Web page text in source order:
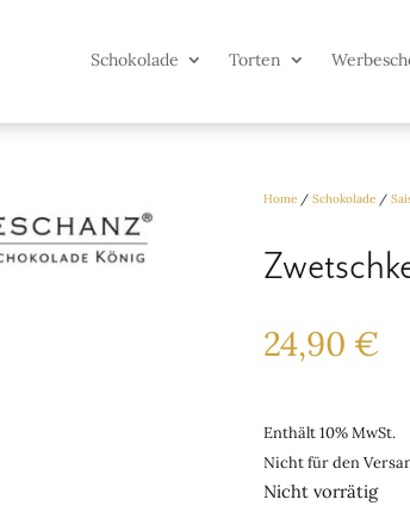
Schokolade Torten
Home / Schokolade /
24,90 €
Enthält 10% MwSt.
Nicht für den
Nicht vorrätig